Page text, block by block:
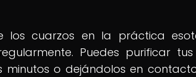
los cuarzos en la práctica
Puedes purificar tus
o dejándolos en